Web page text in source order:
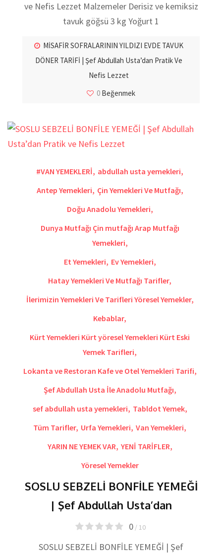
ve Nefis Lezzet Malzemeler Derisiz ve kemiksiz
tavuk göğsü 3 kg Yoğurt 1
MİSAFİR SOFRALARININ YILDIZI EVDE TAVUK
DÖNER TARİFİ | Şef Abdullah Usta’dan Pratik Ve
Nefis Lezzet
0 Beğenmek
#VAN YEMEKLERİ, abdullah usta yemekleri,
Antep Yemekleri, Çin Yemekleri Ve Mutfağı,
Doğu Anadolu Yemekleri,
Dunya Mutfağı Çin mutfağı Arap Mutfağı
Yemekleri,
Et Yemekleri, Ev Yemekleri,
Hatay Yemekleri Ve Mutfağı Tarifler,
İlerimizin Yemekleri Ve Tarifleri Yöresel Yemekler,
Kebablar,
Kürt Yemekleri Kürt yöresel Yemekleri Kürt Eski
Yemek Tarifleri,
Lokanta ve Restoran Kafe ve Otel Yemekleri Tarifi,
Şef Abdullah Usta İle Anadolu Mutfağı,
sef abdullah usta yemekleri, Tabldot Yemek,
Tüm Tarifler, Urfa Yemekleri, Van Yemekleri,
YARIN NE YEMEK VAR, YENİ TARİFLER,
Yöresel Yemekler
SOSLU SEBZELİ BONFİLE YEMEĞİ
| Şef Abdullah Usta’dan
0/ 10
SOSLU SEBZELİ BONFİLE YEMEĞİ | Şef